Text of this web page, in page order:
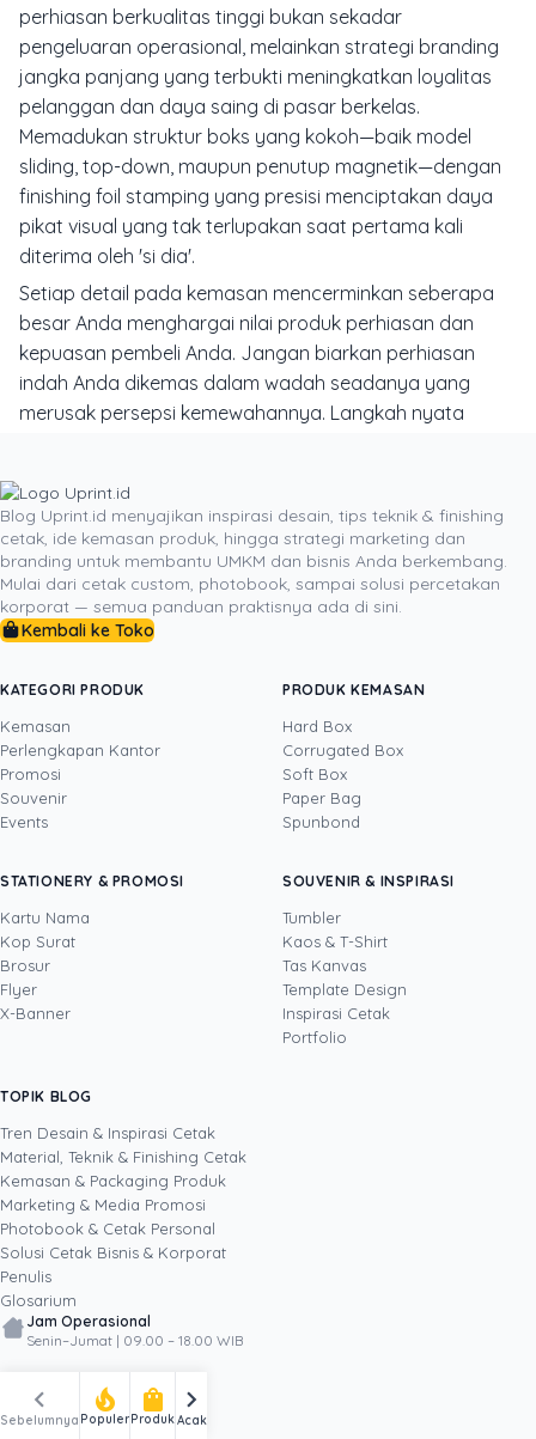
perhiasan berkualitas tinggi bukan sekadar
pengeluaran operasional, melainkan strategi branding
jangka panjang yang terbukti meningkatkan loyalitas
pelanggan dan daya saing di pasar berkelas.
Memadukan struktur boks yang kokoh—baik model
sliding top-down , maupun penutup magnetik—dengan
finishing foil stamping yang presisi menciptakan daya
pikat visual yang tak terlupakan saat pertama kali
diterima oleh 'si dia'.
Setiap detail pada kemasan mencerminkan seberapa
besar Anda menghargai nilai produk perhiasan dan
kepuasan pembeli Anda. Jangan biarkan perhiasan
indah Anda dikemas dalam wadah seadanya yang
merusak persepsi kemewahannya. Langkah nyata
menyiapkan berkas logo vektor yang akan ditampilkan
pada boks.
Konsultasikan kebutuhan dimensi kustom, pilihan kertas
fancy paper bertekstur, dan finishing aksen foil emas
logo Anda langsung kepada tim spesialis percetakan di
inspirasi boks eksklusif dan
yuk cetak hard box
berkualitas tinggi yang siap mengangkat nilai jual brand
perhiasan Anda ke tingkat berikutnya.
Yosua
Yosua Theodorus adalah Content Creator dan
Video Editor yang berfokus pada pembuatan
konten digital kreatif untuk media sosial dan
kebutuhan pemasaran. Di Uprint.id, ia
memproduksi video, fotografi produk, dan
konten visual seputar dunia percetakan, mulai
digital terbaru. Lewat tulisannya, ia berbagi
cara membuat konten dan materi cetak yang
menarik perhatian, layak dibagikan, dan
membantu bisnis bertumbuh melalui kekuatan
kreativitas serta media digital.
Lihat semua penulis
SHARE POST:
Popular
Blog Uprint.id menyajikan inspirasi desain, tips teknik & finishing
cetak, ide kemasan produk, hingga strategi marketing dan
branding untuk membantu UMKM dan bisnis Anda berkembang.
Mulai dari cetak custom, photobook, sampai solusi percetakan
korporat — semua panduan praktisnya ada di sini.
Kembali ke Toko
KATEGORI PRODUK
Kemasan
Perlengkapan Kantor
Promosi
Souvenir
Events
PRODUK KEMASAN
Hard Box
Corrugated Box
Soft Box
Paper Bag
Spunbond
STATIONERY & PROMOSI
Kartu Nama
Kop Surat
Brosur
Flyer
X-Banner
SOUVENIR & INSPIRASI
Tumbler
Kaos & T-Shirt
Tas Kanvas
Template Design
Inspirasi Cetak
Portfolio
TOPIK BLOG
Tren Desain & Inspirasi Cetak
Material, Teknik & Finishing Cetak
Kemasan & Packaging Produk
Marketing & Media Promosi
Photobook & Cetak Personal
Solusi Cetak Bisnis & Korporat
Penulis
Glosarium
Jam Operasional
Senin–Jumat | 09.00 – 18.00 WIB
+62 812 12345 290
chevron_left
Sebelumnya
local_fire_department
Populer
shopping_bag
Produk
chevron_right
Acak